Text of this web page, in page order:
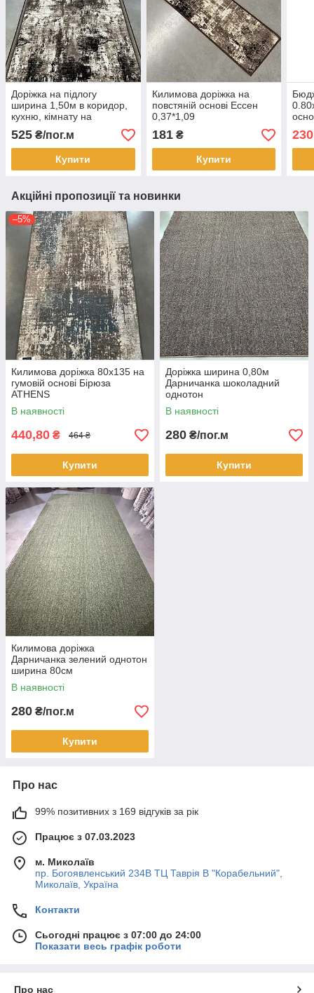
Доріжка на підлогу
ширина 1,50м в коридор,
кухню, кімнату на
повстяній основі Ессен
525 ₴/пог.м
Купити
Килимова доріжка на
повстяній основі Ессен
0,37*1,09
181₴
Купити
Акційні пропозиції та новинки
–5%
Килимова доріжка 80х135 на
гумовій основі Бірюза
ATHENS
В наявності
440,80 ₴ 464 ₴
Купити
Доріжка ширина 0,80м
Дарничанка шоколадний
однотон
В наявності
280 ₴/пог.м
Купити
Килимова доріжка
Дарничанка зелений однотон
ширина 80см
В наявності
280 ₴/пог.м
Купити
Про нас
99% позитивних з 169 відгуків за рік
Працює з 07.03.2023
м. Миколаїв
пр. Богоявленський 234В ТЦ Таврія В "Корабельний",
Миколаїв, Україна
Контакти
Сьогодні працює з 07:00 до 24:00
Показати весь графік роботи
Про нас